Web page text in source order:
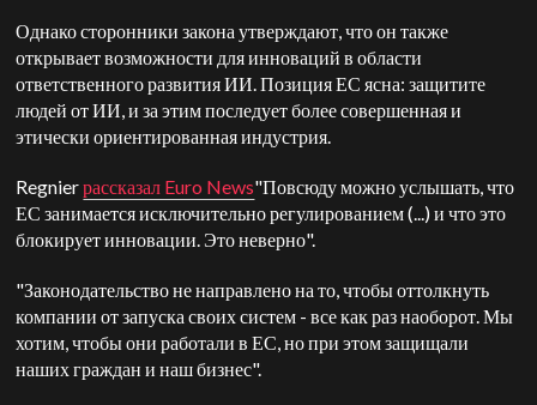
Однако сторонники закона утверждают, что он также
открывает возможности для инноваций в области
ответственного развития ИИ. Позиция ЕС ясна: защитите
людей от ИИ, и за этим последует более совершенная и
этически ориентированная индустрия.
Regnierрассказал Euro News"Повсюду можно услышать, что
ЕС занимается исключительно регулированием (...) и что это
блокирует инновации. Это неверно".
"Законодательство не направлено на то, чтобы оттолкнуть
компании от запуска своих систем - все как раз наоборот. Мы
хотим, чтобы они работали в ЕС, но при этом защищали
наших граждан и наш бизнес".